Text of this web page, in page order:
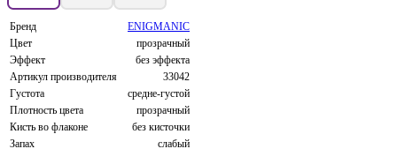
Бренд
ENIGMANIC
Цвет
прозрачный
Эффект
без эффекта
Артикул производителя
33042
Густота
средне-густой
Плотность цвета
прозрачный
Кисть во флаконе
без кисточки
Запах
слабый